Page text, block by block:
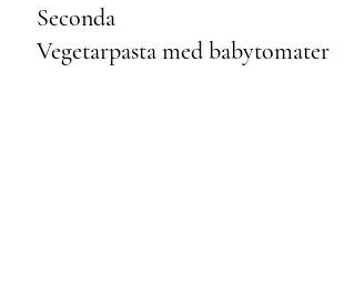
Seconda
Vegetarpasta med babytomater